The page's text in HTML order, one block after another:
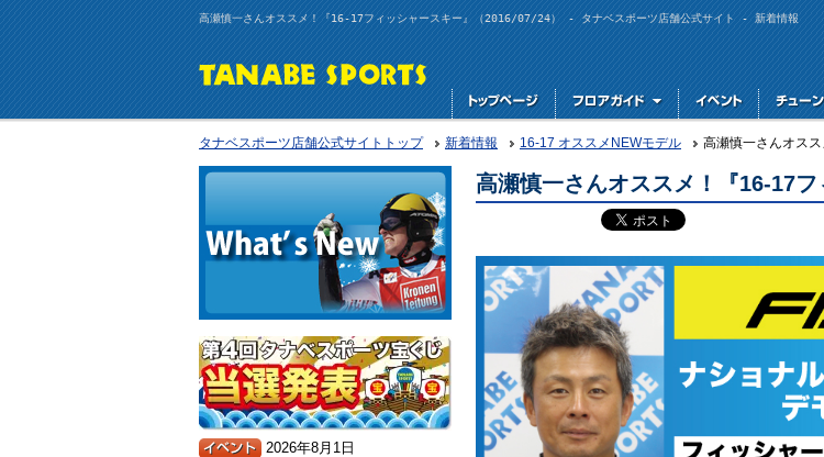
高瀬慎一さんオススメ！『16-17フィッシャースキー』（2016/07/24） - タナベスポーツ店舗公式サイト - 新着情報
タナベスポーツ店舗公式サイトトップ 新着情報 16-17 オススメNEWモデル 高瀬慎一さんオス
高瀬慎一さんオススメ！『16-17フ
2026年8月1日